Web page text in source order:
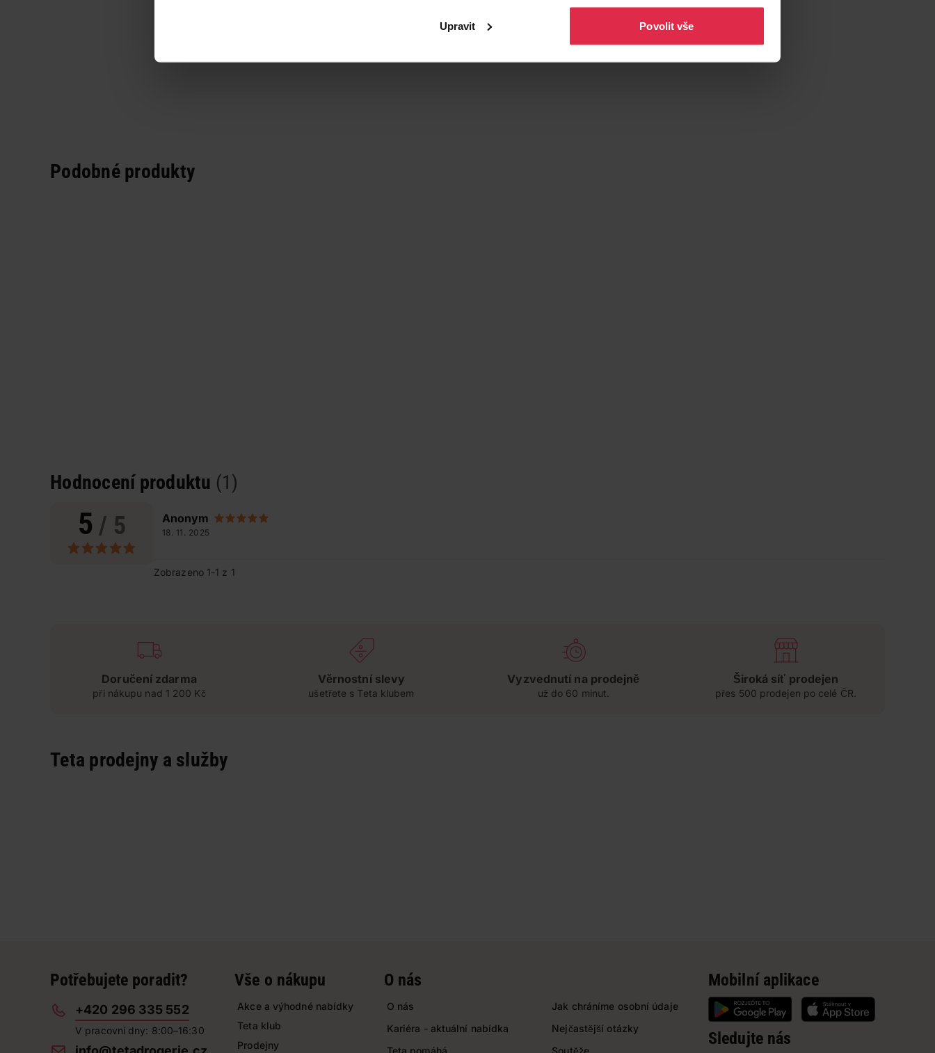
Upravit Povolit vše
Podobné produkty
Hodnocení produktu (1)
5 / 5 Anonym
18. 11. 2025
Zobrazeno 1-1 z 1
Doručení zdarma
při nákupu nad 1 200 Kč
Věrnostní slevy
ušetřete s Teta klubem
Vyzvednutí na prodejně
už do 60 minut.
Široká síť prodejen
přes 500 prodejen po celé ČR.
Teta prodejny a služby
Potřebujete poradit?
+420 296 335 552
V pracovní dny: 8:00–16:30
Vše o nákupu
Akce a výhodné nabídky
Teta klub
Prodejny
O nás
O nás
Kariéra - aktuální nabídka
Teta pomáhá
Jak chráníme osobní údaje
Nejčastější otázky
Soutěže
Mobilní aplikace
Sledujte nás